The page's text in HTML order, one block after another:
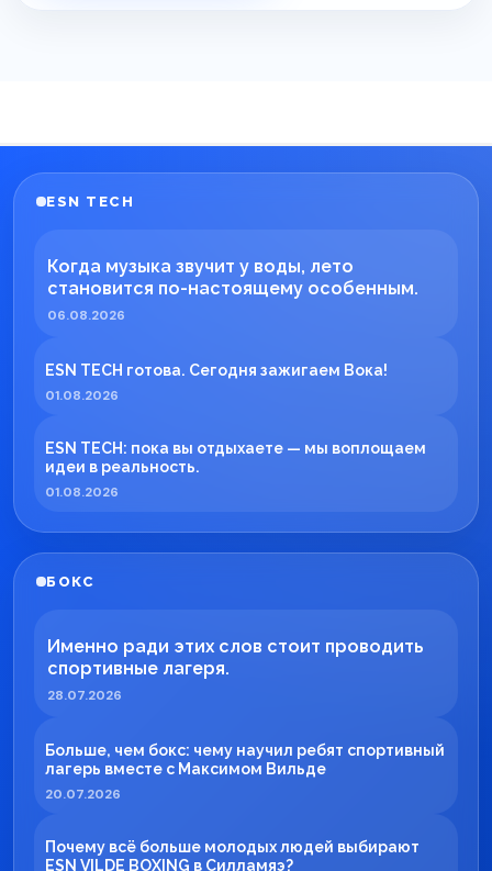
ESN TECH
Когда музыка звучит у воды, лето
становится по-настоящему особенным.
06.08.2026
ESN TECH готова. Сегодня зажигаем Вока!
01.08.2026
ESN TECH: пока вы отдыхаете — мы воплощаем
идеи в реальность.
01.08.2026
БОКС
Именно ради этих слов стоит проводить
спортивные лагеря.
28.07.2026
Больше, чем бокс: чему научил ребят спортивный
лагерь вместе с Максимом Вильде
20.07.2026
Почему всё больше молодых людей выбирают
ESN VILDE BOXING в Силламяэ?